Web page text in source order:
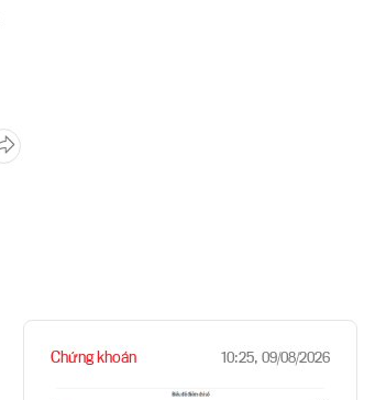
Chứng khoán 10:25, 09/08/2026